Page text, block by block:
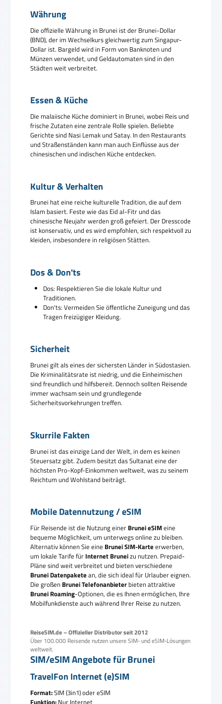
Währung
Die offizielle Währung in Brunei ist der Brunei-Dollar
(BND), der im Wechselkurs gleichwertig zum Singapur-
Dollar ist. Bargeld wird in Form von Banknoten und
Münzen verwendet, und Geldautomaten sind in den
Städten weit verbreitet.
Essen & Küche
Die malaiische Küche dominiert in Brunei, wobei Reis und
frische Zutaten eine zentrale Rolle spielen. Beliebte
Gerichte sind Nasi Lemak und Satay. In den Restaurants
und Straßenständen kann man auch Einflüsse aus der
chinesischen und indischen Küche entdecken.
Kultur & Verhalten
Brunei hat eine reiche kulturelle Tradition, die auf dem
Islam basiert. Feste wie das Eid al-Fitr und das
chinesische Neujahr werden groß gefeiert. Der Dresscode
ist konservativ, und es wird empfohlen, sich respektvoll zu
kleiden, insbesondere in religiösen Stätten.
Dos & Don'ts
Dos: Respektieren Sie die lokale Kultur und
Traditionen.
Don'ts: Vermeiden Sie öffentliche Zuneigung und das
Tragen freizügiger Kleidung.
Sicherheit
Brunei gilt als eines der sichersten Länder in Südostasien.
Die Kriminalitätsrate ist niedrig, und die Einheimischen
sind freundlich und hilfsbereit. Dennoch sollten Reisende
immer wachsam sein und grundlegende
Sicherheitsvorkehrungen treffen.
Skurrile Fakten
Brunei ist das einzige Land der Welt, in dem es keinen
Steuersatz gibt. Zudem besitzt das Sultanat eine der
höchsten Pro-Kopf-Einkommen weltweit, was zu seinem
Reichtum und Wohlstand beiträgt.
Mobile Datennutzung / eSIM
Für Reisende ist die Nutzung einer Brunei eSIMeine
bequeme Möglichkeit, um unterwegs online zu bleiben.
Alternativ können Sie eine Brunei SIM-Karteerwerben,
um lokale Tarife für Internet Bruneizu nutzen. Prepaid-
Pläne sind weit verbreitet und bieten verschiedene
Brunei Datenpaketean, die sich ideal für Urlauber eignen.
Die großen Brunei Telefonanbieter bieten attraktive
Brunei Roaming-Optionen, die es Ihnen ermöglichen, Ihre
Mobilfunkdienste auch während Ihrer Reise zu nutzen.
ReiseSIM.de – Offizieller Distributor seit 2012
Über 100.000 Reisende nutzen unsere SIM‑ und eSIM‑Lösungen
weltweit.
SIM/eSIM Angebote für Brunei
TravelFon Internet (e)SIM
Format:SIM (3in1) oder eSIM
Funktion: Nur Internet